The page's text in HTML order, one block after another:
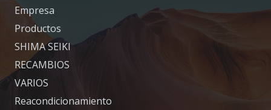
Empresa
Productos
SHIMA SEIKI
RECAMBIOS
VARIOS
Reacondicionamiento